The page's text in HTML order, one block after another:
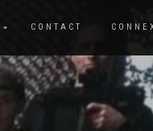
CONTACT